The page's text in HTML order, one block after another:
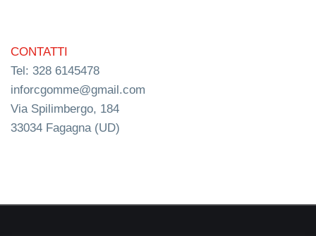
CONTATTI
Tel: 328 6145478
inforcgomme@gmail.com
Via Spilimbergo, 184
33034 Fagagna (UD)